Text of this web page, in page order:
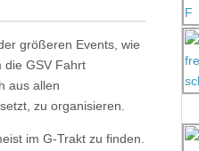
größeren Events, wie
die GSV Fahrt
aus allen
zu organisieren.
im G-Trakt zu finden.